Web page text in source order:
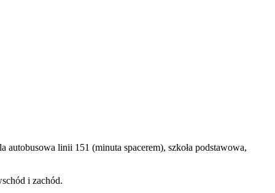
linii 151 (minuta spacerem), szkoła podstawowa,
i zachód.